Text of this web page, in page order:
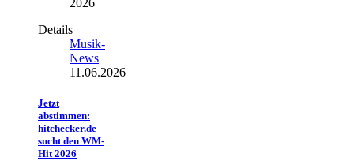
2026
Details
Musik-
News
11.06.2026
Jetzt
abstimmen:
hitchecker.de
sucht den WM-
Hit 2026